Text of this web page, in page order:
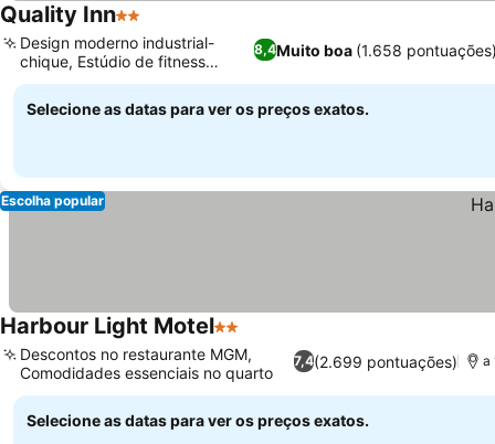
Quality Inn2 Estrelas
8,4Muito boa (1.658
Design moderno industrial-
chique, Estúdio de fitness
moderno
Selecione as datas para ver os preços exatos.
Escolha popular
Harbour Light Motel2 Estrelas
7,4(2.699 pontuações)
Descontos no restaurante MGM,
Comodidades essenciais no quarto
a
Selecione as datas para ver os preços exatos.